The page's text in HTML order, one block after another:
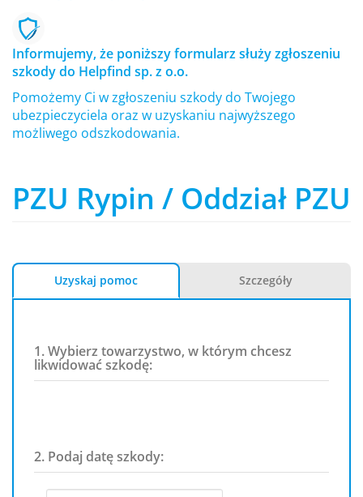
Informujemy, że poniższy formularz służy zgłoszeniu
szkody do Helpfind sp. z o.o.
Pomożemy Ci w zgłoszeniu szkody do Twojego
ubezpieczyciela oraz w uzyskaniu najwyższego
możliwego odszkodowania.
PZU Rypin / Oddział PZU
Uzyskaj pomoc Szczegóły
1. Wybierz towarzystwo, w którym chcesz
likwidować szkodę:
2. Podaj datę szkody: